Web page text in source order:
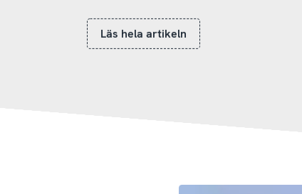
Läs hela artikeln